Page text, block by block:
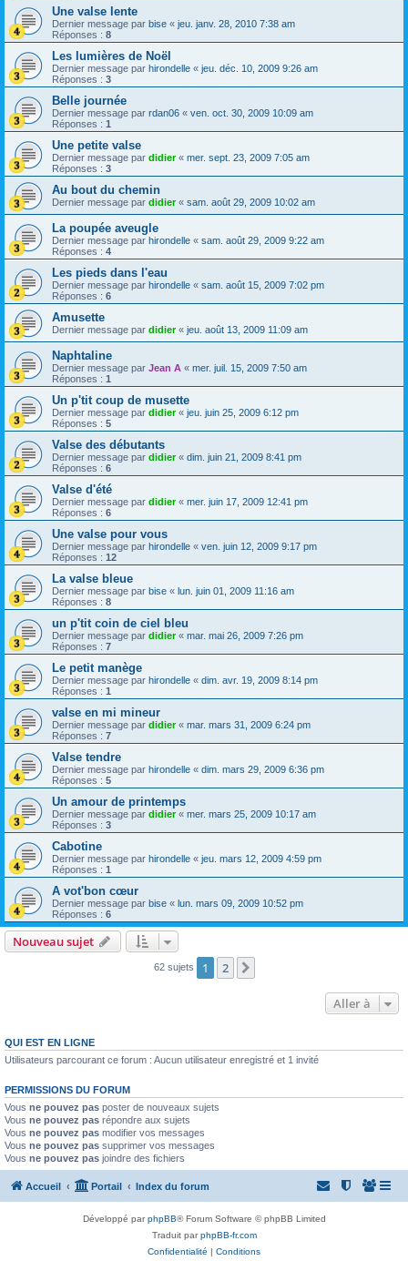
Une valse lente
Dernier message par bise « jeu. janv. 28, 2010 7:38 am
Réponses : 8
Les lumières de Noël
Dernier message par hirondelle « jeu. déc. 10, 2009 9:26 am
Réponses : 3
Belle journée
Dernier message par rdan06 « ven. oct. 30, 2009 10:09 am
Réponses : 1
Une petite valse
Dernier message par didier« mer. sept. 23, 2009 7:05 am
Réponses : 3
Au bout du chemin
Dernier message par didier« sam. août 29, 2009 10:02 am
La poupée aveugle
Dernier message par hirondelle « sam. août 29, 2009 9:22 am
Réponses : 4
Les pieds dans l'eau
Dernier message par hirondelle « sam. août 15, 2009 7:02 pm
Réponses : 6
Amusette
Dernier message par didier« jeu. août 13, 2009 11:09 am
Naphtaline
Dernier message par Jean A « mer. juil. 15, 2009 7:50 am
Réponses : 1
Un p'tit coup de musette
Dernier message par didier« jeu. juin 25, 2009 6:12 pm
Réponses : 5
Valse des débutants
Dernier message par didier« dim. juin 21, 2009 8:41 pm
Réponses : 6
Valse d'été
Dernier message par didier« mer. juin 17, 2009 12:41 pm
Réponses : 6
Une valse pour vous
Dernier message par hirondelle « ven. juin 12, 2009 9:17 pm
Réponses : 12
La valse bleue
Dernier message par bise « lun. juin 01, 2009 11:16 am
Réponses : 8
un p'tit coin de ciel bleu
Dernier message par didier« mar. mai 26, 2009 7:26 pm
Réponses : 7
Le petit manège
Dernier message par hirondelle « dim. avr. 19, 2009 8:14 pm
Réponses : 1
valse en mi mineur
Dernier message par didier« mar. mars 31, 2009 6:24 pm
Réponses : 7
Valse tendre
Dernier message par hirondelle « dim. mars 29, 2009 6:36 pm
Réponses : 5
Un amour de printemps
Dernier message par didier« mer. mars 25, 2009 10:17 am
Réponses : 3
Cabotine
Dernier message par hirondelle « jeu. mars 12, 2009 4:59 pm
Réponses : 1
A vot'bon cœur
Dernier message par bise « lun. mars 09, 2009 10:52 pm
Réponses : 6
Nouveau sujet
62 sujets 1 2
Aller à
QUI EST EN LIGNE
Utilisateurs parcourant ce forum : Aucun utilisateur enregistré et 1 invité
PERMISSIONS DU FORUM
Vous ne pouvez pas poster de nouveaux sujets
Vous ne pouvez pas répondre aux sujets
Vous ne pouvez pas modifier vos messages
Vous ne pouvez pas supprimer vos messages
Vous ne pouvez pas joindre des fichiers
Accueil Portail Index du forum
Développé parphpBB® Forum Software © phpBB Limited
Traduit parphpBB-fr.com
Confidentialité | Conditions